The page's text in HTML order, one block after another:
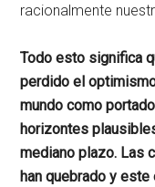
racionalmente
Todo esto significa
perdido el
mundo como
horizontes
mediano plazo. Las
han quebrado y